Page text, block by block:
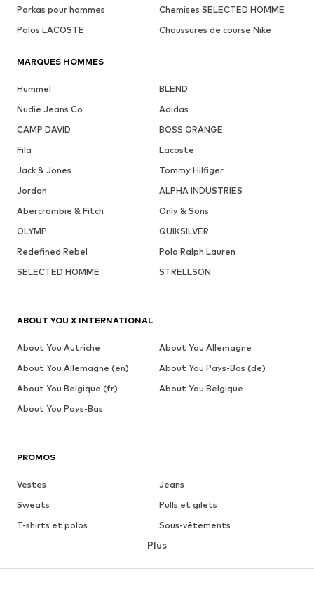
Parkas pour hommes
Chemises SELECTED HOMME
Polos LACOSTE
Chaussures de course Nike
MARQUES HOMMES
Hummel
BLEND
Nudie Jeans Co
Adidas
CAMP DAVID
BOSS ORANGE
Fila
Lacoste
Jack & Jones
Tommy Hilfiger
Jordan
ALPHA INDUSTRIES
Abercrombie & Fitch
Only & Sons
OLYMP
QUIKSILVER
Redefined Rebel
Polo Ralph Lauren
SELECTED HOMME
STRELLSON
PROMOS
Vestes
Jeans
Sweats
Pulls et gilets
T-shirts et polos
Sous-vêtements
Chemises
Manteaux
Costumes et vestes de
Plus
ABOUT YOU X INTERNATIONAL
About You Autriche
About You Allemagne
About You Allemagne (en)
About You Pays-Bas (de)
About You Belgique (fr)
About You Belgique
About You Pays-Bas